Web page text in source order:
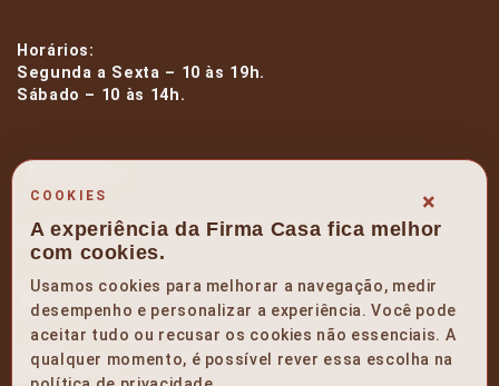
Horários:
Segunda a Sexta – 10 às 19h.
Sábado – 10 às 14h.
instagram
linkedin
pinterest
×
COOKIES
A experiência da Firma Casa fica melhor
com cookies.
Usamos cookies para melhorar a navegação, medir
desempenho e personalizar a experiência. Você pode
aceitar tudo ou recusar os cookies não essenciais. A
qualquer momento, é possível rever essa escolha na